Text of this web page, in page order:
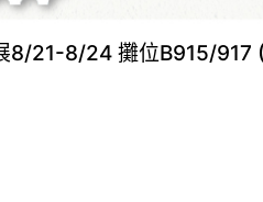
8/21-8/24 攤位B915/917